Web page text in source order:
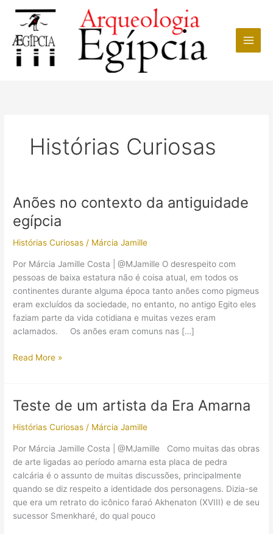
conteúdo
Histórias Curiosas
Anões no contexto da antiguidade
egípcia
Histórias Curiosas / Márcia Jamille
Por Márcia Jamille Costa | @MJamille O desrespeito com
pessoas de baixa estatura não é coisa atual, em todos os
continentes durante alguma época tanto anões como pigmeus
eram excluídos da sociedade, no entanto, no antigo Egito eles
faziam parte da vida cotidiana e muitas vezes eram
aclamados. Os anões eram comuns nas […]
Anões
antiguidade
egípcia
Read More »
Teste de um artista da Era Amarna
Histórias Curiosas / Márcia Jamille
Por Márcia Jamille Costa | @MJamille Como muitas das obras
de arte ligadas ao período amarna esta placa de pedra
calcária é o assunto de muitas discussões, principalmente
quando se diz respeito a identidade dos personagens. Dizia-se
que era um retrato do icônico faraó Akhenaton (XVIII) e de seu
sucessor Smenkharé, do qual pouco